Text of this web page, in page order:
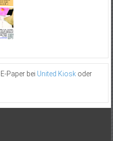
Paper bei United Kioskoder